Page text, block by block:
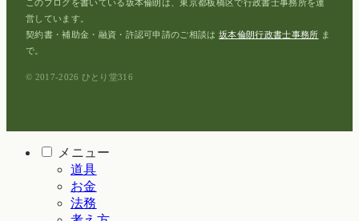
このブログを書いている坂本倫朗は、東京都板橋区で行政書士事務所を運
営しています。
契約書・補助金・融資・許認可申請のご相談は坂本倫朗行政書士事務所 ま
で。
© 2017-2026 ひとり堂316
メニュー
道具
お金
法務